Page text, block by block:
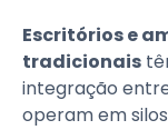
Escritórios e
tradicionais
integração
operam em